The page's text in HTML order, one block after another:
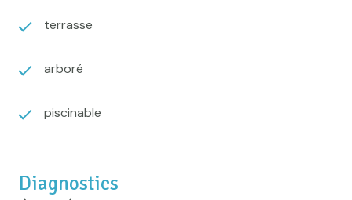
Enfin, nous terminerons notre visite par l'espace
pourrez selon besoin garer votre voiture, abriter vos
Nous pourrions nous arrêter là, mais ça serait oublier
terrasse
arboré
piscinable
Diagnostics